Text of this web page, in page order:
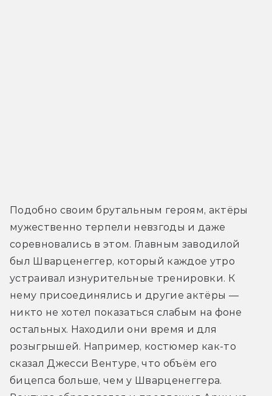
Подобно своим брутальным героям, актёры
мужественно терпели невзгоды и даже
соревновались в этом. Главным заводилой
был Шварценеггер, который каждое утро
устраивал изнурительные тренировки. К
нему присоединялись и другие актёры —
никто не хотел показаться слабым на фоне
остальных. Находили они время и для
розыгрышей. Например, костюмер как-то
сказал Джесси Вентуре, что объём его
бицепса больше, чем у Шварценеггера.